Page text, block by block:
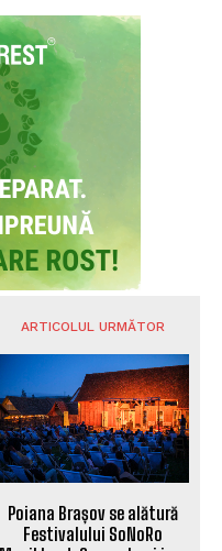
ARTICOLUL URMĂTOR
Poiana Brașov se alătură
Festivalului SoNoRo